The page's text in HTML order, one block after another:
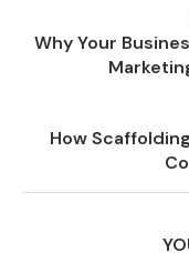
Why Your
How